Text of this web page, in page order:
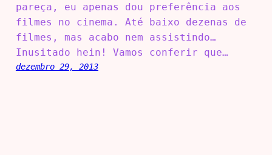
pareça, eu apenas dou preferência aos
filmes no cinema. Até baixo dezenas de
filmes, mas acabo nem assistindo…
Inusitado hein! Vamos conferir que…
dezembro 29, 2013